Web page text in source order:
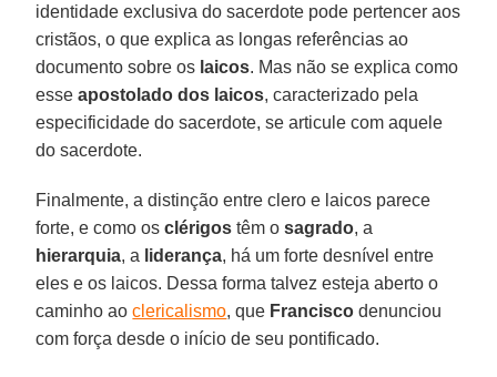
identidade exclusiva do sacerdote pode pertencer aos
cristãos, o que explica as longas referências ao
documento sobre os laicos. Mas não se explica como
esseapostolado dos laicos, caracterizado pela
especificidade do sacerdote, se articule com aquele
do sacerdote.
Finalmente, a distinção entre clero e laicos parece
forte, e como osclérigos têm osagrado, a
hierarquia, a liderança, há um forte desnível entre
eles e os laicos. Dessa forma talvez esteja aberto o
caminho aoclericalismo, que Francisco denunciou
com força desde o início de seu pontificado.